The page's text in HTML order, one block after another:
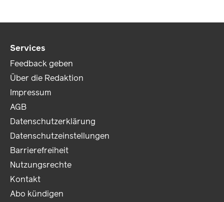
Services
Feedback geben
Über die Redaktion
Impressum
AGB
Datenschutzerklärung
Datenschutzeinstellungen
Barrierefreiheit
Nutzungsrechte
Kontakt
Abo kündigen